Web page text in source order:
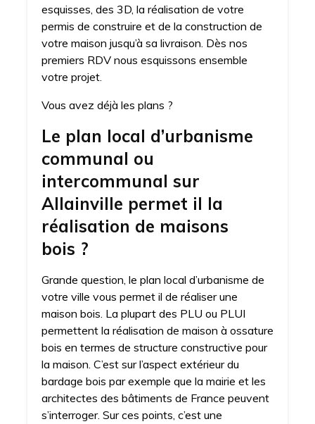
esquisses, des 3D, la réalisation de votre
permis de construire et de la construction de
votre maison jusqu’à sa livraison. Dès nos
premiers RDV nous esquissons ensemble
votre projet.
Vous avez déjà les plans ?
Le plan local d’urbanisme
communal ou
intercommunal sur
Allainville permet il la
réalisation de maisons
bois ?
Grande question, le plan local d’urbanisme de
votre ville vous permet il de réaliser une
maison bois. La plupart des PLU ou PLUI
permettent la réalisation de maison à ossature
bois en termes de structure constructive pour
la maison. C’est sur l’aspect extérieur du
bardage bois par exemple que la mairie et les
architectes des bâtiments de France peuvent
s’interroger. Sur ces points, c’est une